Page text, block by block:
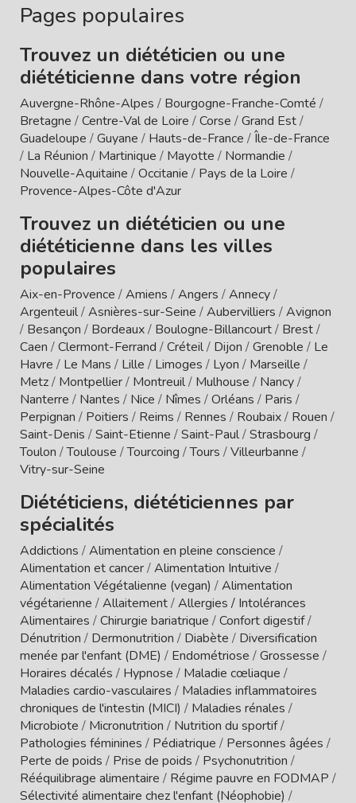
Pages populaires
Trouvez un diététicien ou une
diététicienne dans votre région
Auvergne-Rhône-Alpes / Bourgogne-Franche-Comté /
Bretagne /Centre-Val de Loire /Corse /Grand Est/
Guadeloupe /Guyane / Hauts-de-France /Île-de-France
/ La Réunion / Martinique / Mayotte / Normandie /
Nouvelle-Aquitaine /Occitanie / Pays de la Loire /
Provence-Alpes-Côte d'Azur
Trouvez un diététicien ou une
diététicienne dans les villes
populaires
Aix-en-Provence /Amiens /Angers /Annecy/
Argenteuil/Asnières-sur-Seine /Aubervilliers /Avignon
/ Besançon / Bordeaux/ Boulogne-Billancourt/ Brest/
Caen /Clermont-Ferrand /Créteil/ Dijon /Grenoble / Le
Havre / Le Mans / Lille / Limoges / Lyon / Marseille /
Metz/ Montpellier/ Montreuil/ Mulhouse / Nancy/
Nanterre / Nantes / Nice / Nîmes /Orléans / Paris /
Perpignan / Poitiers / Reims / Rennes / Roubaix/ Rouen /
Saint-Denis /Saint-Etienne /Saint-Paul/Strasbourg /
Toulon /Toulouse /Tourcoing /Tours /Villeurbanne /
Vitry-sur-Seine
Diététiciens, diététiciennes par
spécialités
Addictions /Alimentation en pleine conscience /
Alimentation et cancer/Alimentation Intuitive /
Alimentation Végétalienne (vegan) /Alimentation
végétarienne /Allaitement/Allergies / Intolérances
Alimentaires /Chirurgie bariatrique /Confort digestif/
Dénutrition / Dermonutrition / Diabète / Diversification
menée par l'enfant (DME) / Endométriose /Grossesse /
Horaires décalés / Hypnose / Maladie cœliaque /
Maladies cardio-vasculaires / Maladies inflammatoires
chroniques de l'intestin (MICI) / Maladies rénales /
Microbiote / Micronutrition / Nutrition du sportif/
Pathologies féminines / Pédiatrique / Personnes âgées /
Perte de poids / Prise de poids / Psychonutrition /
Rééquilibrage alimentaire / Régime pauvre en FODMAP /
Sélectivité alimentaire chez l'enfant (Néophobie) /